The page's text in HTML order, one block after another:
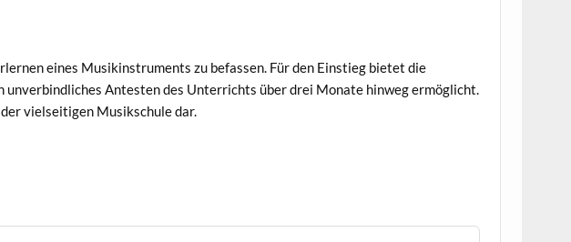
eines Musikinstruments zu befassen. Für den Einstieg bietet die
Antesten des Unterrichts über drei Monate hinweg ermöglicht.
vielseitigen Musikschule dar.